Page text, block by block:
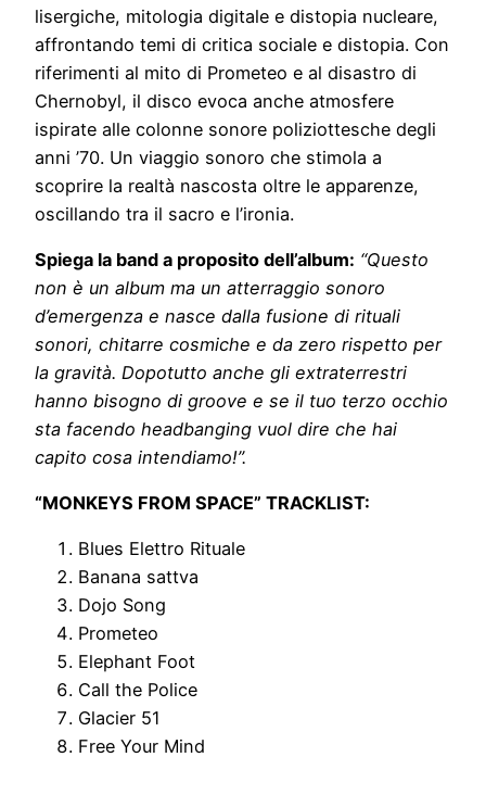
lisergiche, mitologia digitale e distopia nucleare,
affrontando temi di critica sociale e distopia. Con
riferimenti al mito di Prometeo e al disastro di
Chernobyl, il disco evoca anche atmosfere
ispirate alle colonne sonore poliziottesche degli
anni ’70. Un viaggio sonoro che stimola a
scoprire la realtà nascosta oltre le apparenze,
oscillando tra il sacro e l’ironia.
Spiega la band a proposito dell’album: “Questo
non è un album ma un atterraggio sonoro
d’emergenza e nasce dalla fusione di rituali
sonori, chitarre cosmiche e da zero rispetto per
la gravità. Dopotutto anche gli extraterrestri
hanno bisogno di groove e se il tuo terzo occhio
sta facendo headbanging vuol dire che hai
capito cosa intendiamo!”.
“MONKEYS FROM SPACE” TRACKLIST:
Blues Elettro Rituale
Banana sattva
Dojo Song
Prometeo
Elephant Foot
Call the Police
Glacier 51
Free Your Mind